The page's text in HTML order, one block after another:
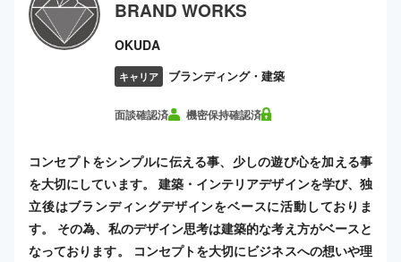
BRAND WORKS
OKUDA
キャリア ブランディング・建築
面談確認済 機密保持確認済
コンセプトをシンプルに伝える事、少しの遊び心を加える事
を大切にしています。 建築・インテリアデザインを学び、独
立後はブランディングデザインをベースに活動しておりま
す。 その為、私のデザイン思考は建築的な考え方がベースと
なっております。 コンセプトを大切にビジネスへの想いや理